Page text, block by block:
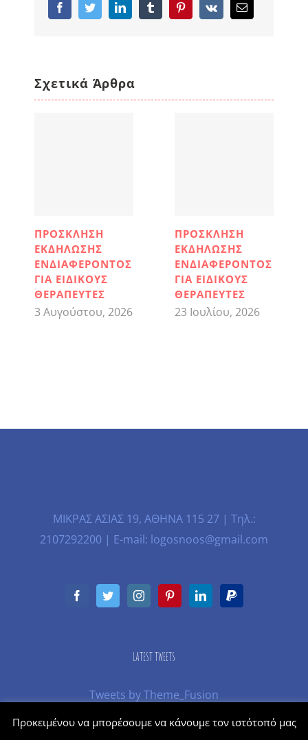
FacebookTwitterLinkedInTumblr PinterestVk Email
Σχετικά Άρθρα
ΠΡΟΣΚΛΗΣΗ
ΕΚΔΗΛΩΣΗΣ
ΕΝΔΙΑΦΕΡΟΝΤΟΣ
ΓΙΑ ΕΙΔΙΚΟΥΣ
ΘΕΡΑΠΕΥΤΕΣ
3 Αυγούστου, 2026
ΠΡΟΣΚΛΗΣΗ
ΕΚΔΗΛΩΣΗΣ
ΕΝΔΙΑΦΕΡΟΝΤΟΣ
ΓΙΑ ΕΙΔΙΚΟΥΣ
ΘΕΡΑΠΕΥΤΕΣ
23 Ιουλίου, 2026
ΜΙΚΡΑΣ ΑΣΙΑΣ 19, ΑΘΗΝΑ 115 27 | Τηλ.:
2107292200 | E-mail: logosnoos@gmail.com
LATEST TWEETS
Tweets by Theme_Fusion
Προκειμένου να μπορέσουμε να κάνουμε τον ιστότοπό μας